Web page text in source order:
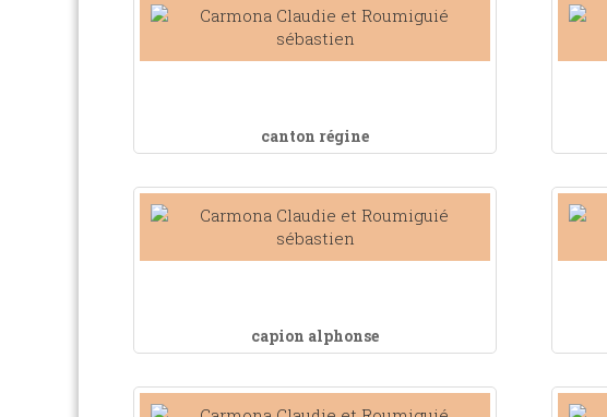
canton régine
capion alphonse